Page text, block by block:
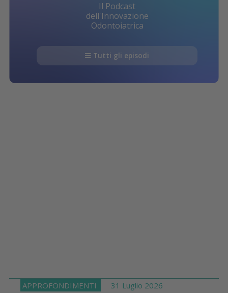
Il Podcast
dell'Innovazione
Odontoiatrica
Tutti gli episodi
APPROFONDIMENTI 31 Luglio 2026